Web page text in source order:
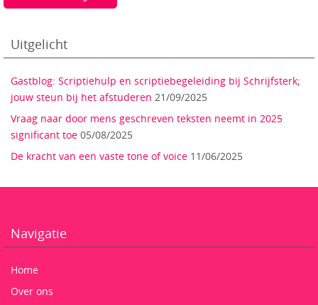
Uitgelicht
Gastblog: Scriptiehulp en scriptiebegeleiding bij Schrijfsterk;
jouw steun bij het afstuderen 21/09/2025
Vraag naar door mens geschreven teksten neemt in 2025
significant toe 05/08/2025
De kracht van een vaste tone of voice 11/06/2025
Navigatie
Home
Over ons